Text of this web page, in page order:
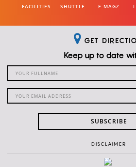
FACILITIES SHUTTLE E-MAGZ
GET
Keep up to date
SUBSCRIBE
DISCLAIMER